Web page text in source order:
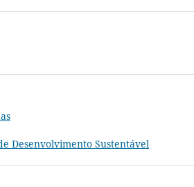
Desenvolvimento Sustentável